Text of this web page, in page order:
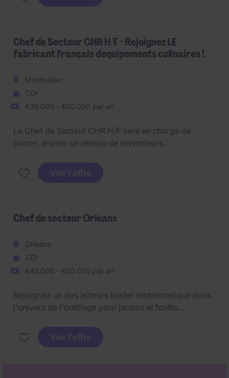
Chef de Secteur CHR H/F - Rejoignez LE
fabricant français d'équipements culinaires !
Montpellier
CDI
€35.000 - €50.000 par an
Le Chef de Secteur CHR H/F sera en charge de
piloter, animer un réseau de revendeurs
prescription auprès de bureaux d'études spécialisés
dans la conception de cuisines professionnelles,
Voir l'offre
Chef de secteur Orléans
Orléans
CDI
€45.000 - €50.000 par an
Rejoignez un des acteurs leader emblématique dans
l'univers de l'outillage pour jardins et forêts.
Il recherche aujourd'hui son futur
Orléansbasé autour d'un axe autoroutier afin de
Voir l'offre